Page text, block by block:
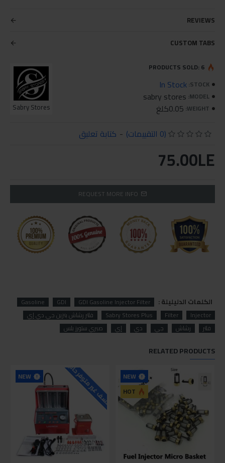
REVIEWS
CUSTOM TABS
STOCK:
In Stock
MODEL:
sabry stores
WEIGHT: 0.05كلغ Sabry Stores
PRODUCTS SOLD: 6
(0 التقييمات) - كتابة تعليق
75.00LE
REQUEST MORE INFO
الكلمات الدليليلة : GDI Gasoline Injector Filter
GDI
Gasoline
Injector
Filter
Sabry Stores Plus
فلتر رشاش بنزين جي دي إي
فلتر
رشاش جي دي إي صبري ستورز بلس
RELATED PRODUCTS
NEW
HOT
NEW للاسف غير متوفر حاليا